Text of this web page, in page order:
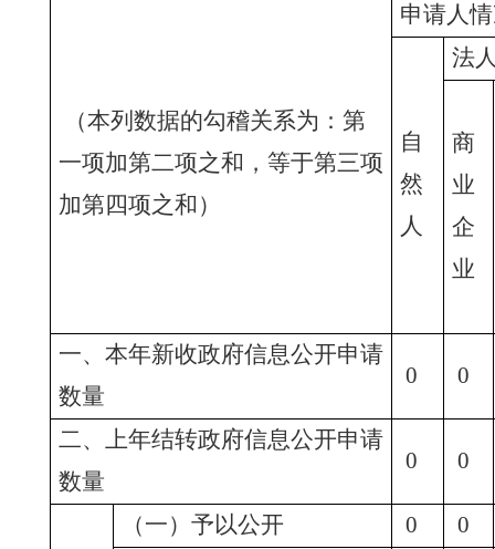
（本列数据的勾稽关系为：第
一项加第二项之和，等于第三项
加第四项之和）
申请人
自
然
人
法
商
业
企
业
一、本年新收政府信息公开申请
数量
0 0
二、上年结转政府信息公开申请
数量
0 0
（一）予以公开 0 0